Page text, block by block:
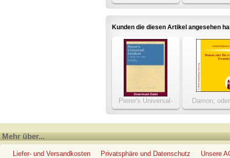
Mozart
Kunden die diesen Artikel angesehen
Pierer's Universal-
Lexikon
Damon,
wahre
Mehr über...
Liefer- und Versandkosten Privatsphäre und Datenschutz Unsere